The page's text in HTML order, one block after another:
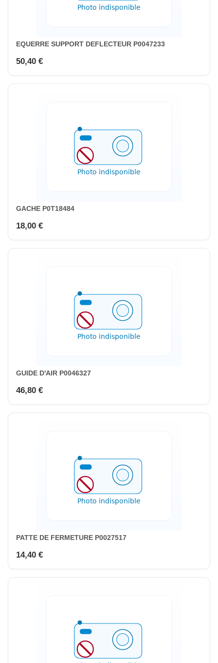
EQUERRE SUPPORT DEFLECTEUR P0047233
50,40 €
GACHE P0T18484
18,00 €
GUIDE D'AIR P0046327
46,80 €
PATTE DE FERMETURE P0027517
14,40 €